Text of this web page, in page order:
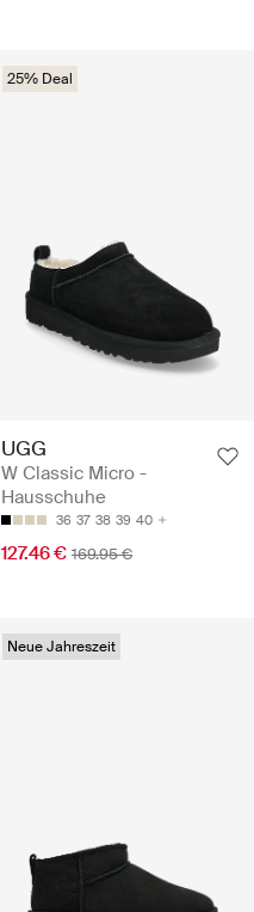
25% Deal
UGG
W Classic Micro -
Hausschuhe
36 37 38 39 40
127.46 € 169.95 €
Neue Jahreszeit